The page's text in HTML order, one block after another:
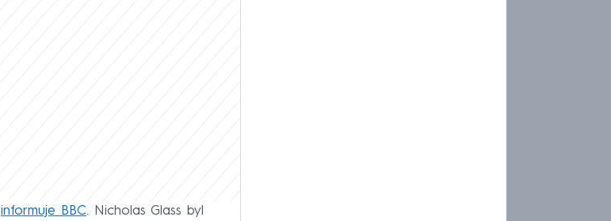
informuje BBC. Nicholas Glass byl